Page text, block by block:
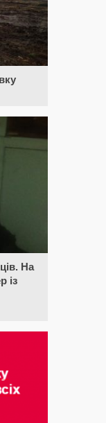
На
із